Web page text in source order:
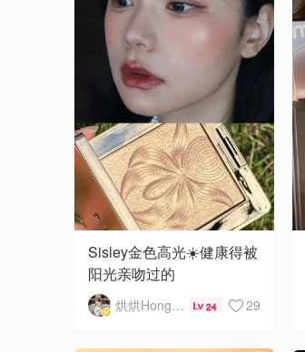
Sisley金色高光☀️健康得被
阳光亲吻过的
烘烘HongHong 24 29